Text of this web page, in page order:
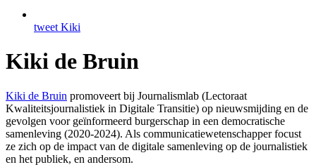
tweet Kiki
Kiki de Bruin
Kiki de Bruin promoveert bij Journalismlab (Lectoraat
Kwaliteitsjournalistiek in Digitale Transitie) op nieuwsmijding en de
gevolgen voor geïnformeerd burgerschap in een democratische
samenleving (2020-2024). Als communicatiewetenschapper focust
ze zich op de impact van de digitale samenleving op de journalistiek
en het publiek, en andersom.